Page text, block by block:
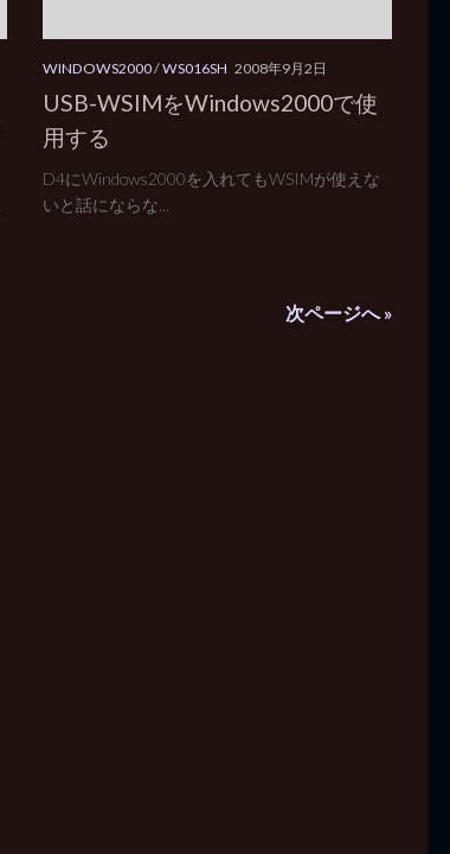
WINDOWS2000/WS016SH 2008年9月2日
USB-WSIMをWindows2000で使
用する
D4にWindows2000を入れてもWSIMが使えな
いと話にならな...
次ページへ »